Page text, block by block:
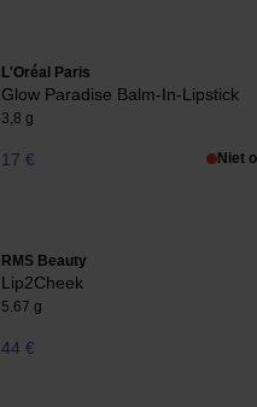
L'Oréal Paris
Glow Paradise Balm-In-Lipstick
3,8 g
17 € Niet
RMS Beauty
Lip2Cheek
5.67 g
44 €